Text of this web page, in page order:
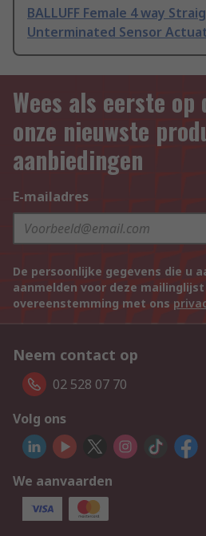
BALLUFF Female 4 way
Unterminated Sensor
Wees als eerste op
onze nieuwste
aanbiedingen
E-mailadres
De persoonlijke gegevens die u
aanmelden voor deze
overeenstemming met ons
Neem contact op
02 528 07 70
Volg ons
We aanvaarden